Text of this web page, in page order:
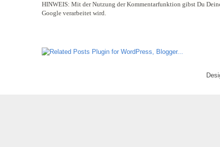
HINWEIS: Mit der Nutzung der Kommentarfunktion gibst Du
Google verarbeitet wird.